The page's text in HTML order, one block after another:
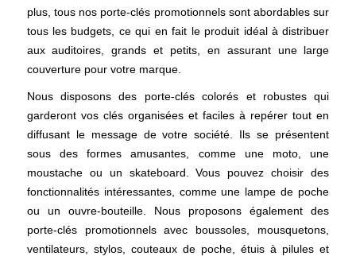
plus, tous nos porte-clés promotionnels sont abordables sur
tous les budgets, ce qui en fait le produit idéal à distribuer
aux auditoires, grands et petits, en assurant une large
couverture pour votre marque.
Nous disposons des porte-clés colorés et robustes qui
garderont vos clés organisées et faciles à repérer tout en
diffusant le message de votre société. Ils se présentent
sous des formes amusantes, comme une moto, une
moustache ou un skateboard. Vous pouvez choisir des
fonctionnalités intéressantes, comme une lampe de poche
ou un ouvre-bouteille. Nous proposons également des
porte-clés promotionnels avec boussoles, mousquetons,
ventilateurs, stylos, couteaux de poche, étuis à pilules et